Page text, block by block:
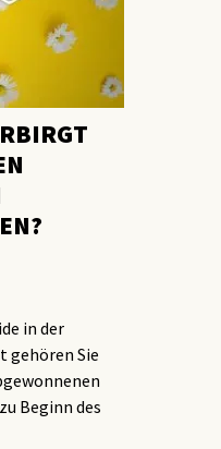
in der
gehören Sie
Beginn des